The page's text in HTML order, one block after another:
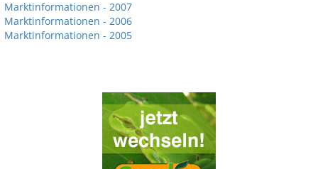
Marktinformationen - 2007
Marktinformationen - 2006
Marktinformationen - 2005